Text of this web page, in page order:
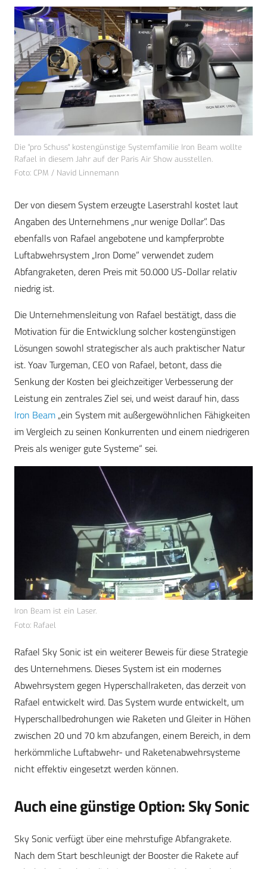
Die "pro Schuss" kostengünstige Systemfamilie Iron Beam wollte
Rafael in diesem Jahr auf der Paris Air Show ausstellen.
Foto: CPM / Navid Linnemann
Der von diesem System erzeugte Laserstrahl kostet laut
Angaben des Unternehmens „nur wenige Dollar”. Das
ebenfalls von Rafael angebotene und kampferprobte
Luftabwehrsystem „Iron Dome” verwendet zudem
Abfangraketen, deren Preis mit 50.000 US-Dollar relativ
niedrig ist.
Die Unternehmensleitung von Rafael bestätigt, dass die
Motivation für die Entwicklung solcher kostengünstigen
Lösungen sowohl strategischer als auch praktischer Natur
ist. Yoav Turgeman, CEO von Rafael, betont, dass die
Senkung der Kosten bei gleichzeitiger Verbesserung der
Leistung ein zentrales Ziel sei, und weist darauf hin, dass
Iron Beam „ein System mit außergewöhnlichen Fähigkeiten
im Vergleich zu seinen Konkurrenten und einem niedrigeren
Preis als weniger gute Systeme“ sei.
Iron Beam ist ein Laser.
Foto: Rafael
Rafael Sky Sonic ist ein weiterer Beweis für diese Strategie
des Unternehmens. Dieses System ist ein modernes
Abwehrsystem gegen Hyperschallraketen, das derzeit von
Rafael entwickelt wird. Das System wurde entwickelt, um
Hyperschallbedrohungen wie Raketen und Gleiter in Höhen
zwischen 20 und 70 km abzufangen, einem Bereich, in dem
herkömmliche Luftabwehr- und Raketenabwehrsysteme
nicht effektiv eingesetzt werden können.
Auch eine günstige Option: Sky Sonic
Sky Sonic verfügt über eine mehrstufige Abfangrakete.
Nach dem Start beschleunigt der Booster die Rakete auf